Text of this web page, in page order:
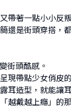
帶著一點小小反
還是街頭穿搭，
街頭酷感。
現帶點少女俏皮
耳造型，就能讓
越戴越上癮」的